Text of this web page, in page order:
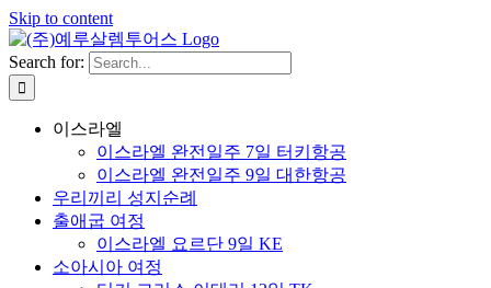
Skip to content
Search for:
이스라엘
이스라엘 완전일주 7일 터키항공
이스라엘 완전일주 9일 대한항공
우리끼리 성지순례
출애굽 여정
이스라엘 요르단 9일 KE
소아시아 여정